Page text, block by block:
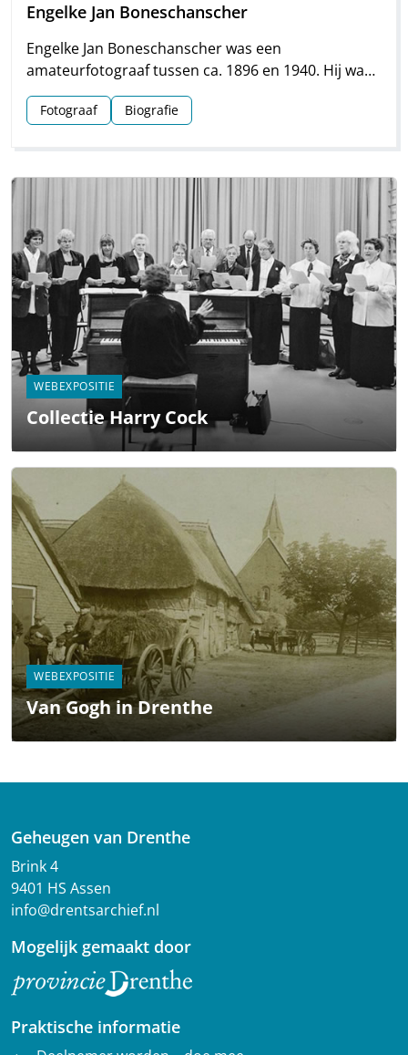
Engelke Jan Boneschanscher
Engelke Jan Boneschanscher was een
amateurfotograaf tussen ca. 1896 en 1940. Hij was
tot 1923 actief als schoolhoofd in Dwingeloo en
maakte in die tijd vele mooie foto’s in en om het
Fotograaf Biografie
WEBEXPOSITIE
Collectie Harry Cock
WEBEXPOSITIE
Van Gogh in Drenthe
Geheugen van Drenthe
Brink 4
9401 HS Assen
info@drentsarchief.nl
Mogelijk gemaakt door
Praktische informatie